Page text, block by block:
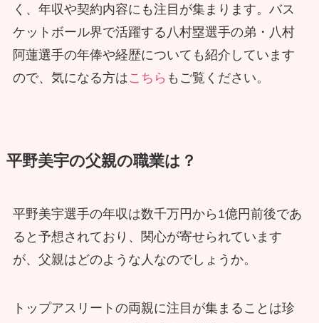
く、年収や契約内容にも注目が集まります。バス
ケットボール界で活躍する八村塁選手の弟・八村
阿蓮選手の年俸や経歴についても紹介しています
ので、気になる方はこちら もご覧ください。
平野美宇の父親の職業は？
平野美宇選手の年収は数千万円から1億円前後であ
ると予想されており、関心が寄せられています
が、父親はどのような人なのでしょうか。
トップアスリートの両親に注目が集まることは珍